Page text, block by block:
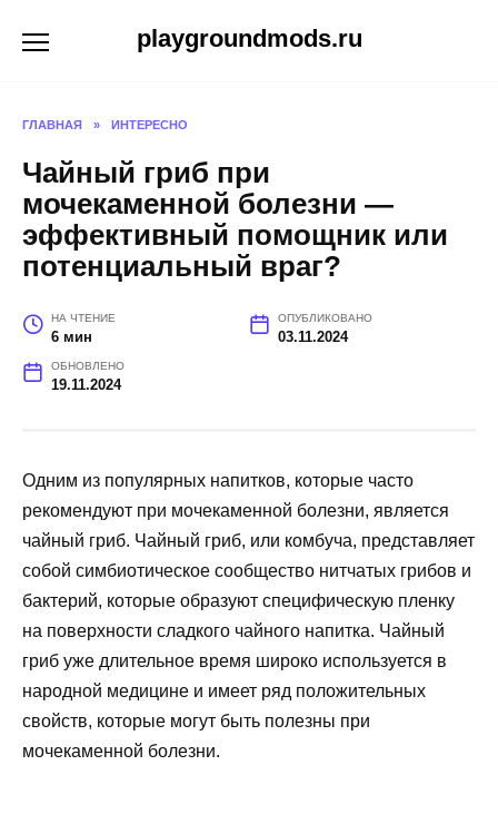
playgroundmods.ru
ГЛАВНАЯ » ИНТЕРЕСНО
Чайный гриб при
мочекаменной болезни —
эффективный помощник или
потенциальный враг?
НА ЧТЕНИЕ
6 мин
ОПУБЛИКОВАНО
03.11.2024
ОБНОВЛЕНО
19.11.2024
Одним из популярных напитков, которые часто
рекомендуют при мочекаменной болезни, является
чайный гриб. Чайный гриб, или комбуча, представляет
собой симбиотическое сообщество нитчатых грибов и
бактерий, которые образуют специфическую пленку
на поверхности сладкого чайного напитка. Чайный
гриб уже длительное время широко используется в
народной медицине и имеет ряд положительных
свойств, которые могут быть полезны при
мочекаменной болезни.